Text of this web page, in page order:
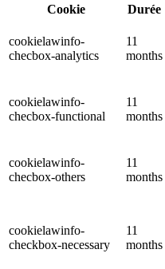
Cookie
Durée
cookielawinfo-
checbox-analytics
11
months
cookielawinfo-
checbox-functional
11
months
cookielawinfo-
checbox-others
11
months
cookielawinfo-
checkbox-necessary
11
months